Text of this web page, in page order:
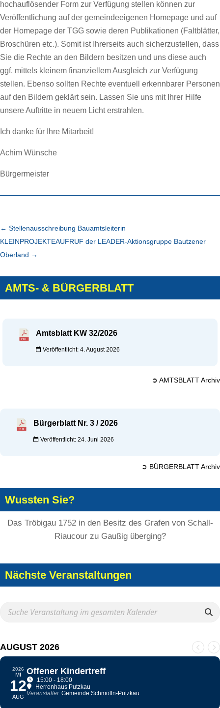
hochauflösender Form zur Verfügung stellen können zur
Veröffentlichung auf der gemeindeeigenen Homepage und auf
der Homepage der TGG sowie deren Publikationen (Faltblätter,
Broschüren etc.). Somit ist Ihrerseits auch sicherzustellen, dass
Sie die Rechte an den Bildern besitzen und uns diese auch
ggf. mittels kleinem finanziellem Ausgleich zur Verfügung
stellen. Ebenso sollten Rechte eventuell erkennbarer Personen
auf den Bildern geklärt sein. Lassen Sie uns mit Ihrer Hilfe
unsere Auftritte in neuem Licht erstrahlen.
Ich danke für Ihre Mitarbeit!
Achim Wünsche
Bürgermeister
← Stellenausschreibung Bauamtsleiterin
KLEINPROJEKTEAUFRUF der LEADER-Aktionsgruppe Bautzener
Oberland →
AMTS- & BÜRGERBLATT
Amtsblatt KW 32/2026
Veröffentlicht: 4. August 2026
➲ AMTSBLATT Archiv
Bürgerblatt Nr. 3 / 2026
Veröffentlicht: 24. Juni 2026
➲ BÜRGERBLATT Archiv
Wussten Sie?
Das Tröbigau 1752 in den Besitz des Grafen von Schall-
Riaucour zu Gaußig überging?
Nächste Veranstaltungen
AUGUST 2026
2026
MI
12
AUG
Offener Kindertreff
15:00 - 18:00
Herrenhaus Putzkau
Veranstalter Gemeinde Schmölln-Putzkau